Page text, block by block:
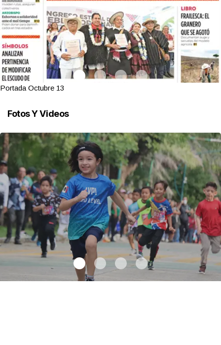
Portada Octubre 13
Fotos Y Videos